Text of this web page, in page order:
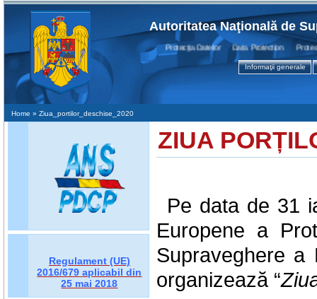
Autoritatea Naţională de
Protecţia Datelor Data Protection Protection
Informaţii generale
Home » Ziua_portilor_deschise_2020
Regulament (UE)
2016/679 aplicabil din
25 mai 2018
ZIUA
Pe data de 31
Europene a
Supraveghere a
organizează “